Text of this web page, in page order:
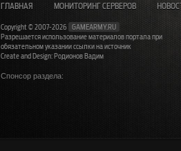
ГЛАВНАЯ МОНИТОРИНГ СЕРВЕРОВ
Copyright © 2007-2026
GAMEARMY.RU
Разрешается использование материалов портала при
обязательном указании ссылки на источник
Create and Design: Родионов Вадим
Спонсор раздела: